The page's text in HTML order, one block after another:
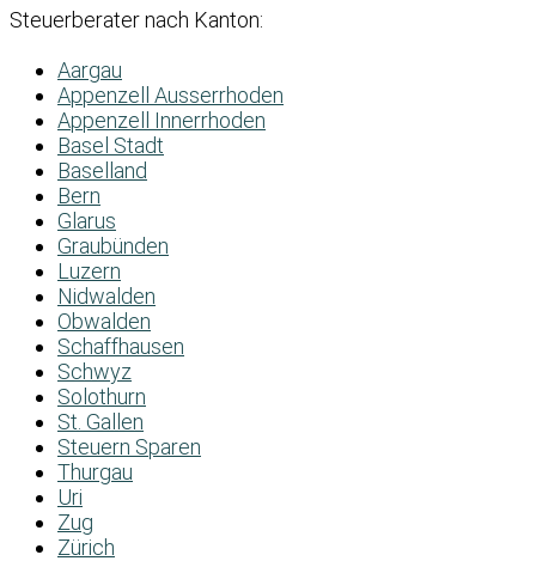
Steuerberater nach Kanton:
Aargau
Appenzell Ausserrhoden
Appenzell Innerrhoden
Basel Stadt
Baselland
Bern
Glarus
Graubünden
Luzern
Nidwalden
Obwalden
Schaffhausen
Schwyz
Solothurn
St. Gallen
Steuern Sparen
Thurgau
Uri
Zug
Zürich